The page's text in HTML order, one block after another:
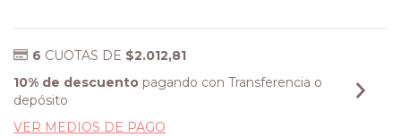
6 CUOTAS DE $2.012,81
10% de descuento pagando con Transferencia o
depósito
VER MEDIOS DE PAGO